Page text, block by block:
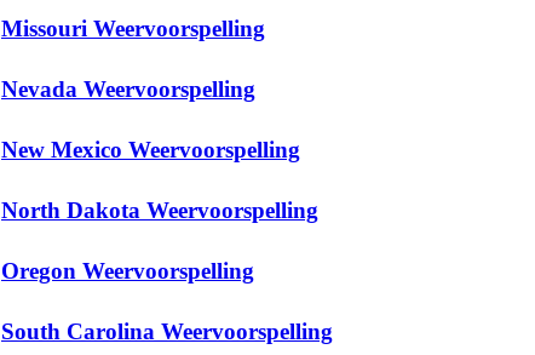
Missouri Weervoorspelling
Nevada Weervoorspelling
New Mexico Weervoorspelling
North Dakota Weervoorspelling
Oregon Weervoorspelling
South Carolina Weervoorspelling